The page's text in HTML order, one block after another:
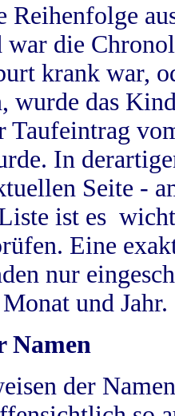
Reihenfolge
war die
krank war,
wurde das
Taufeintrag
In
Seite -
ist es
Eine
nur
und Jahr.
Namen
der